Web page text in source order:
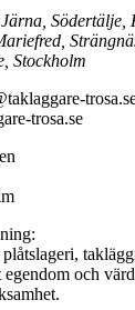
Södertälje,
Stockholm
trosa.se
och